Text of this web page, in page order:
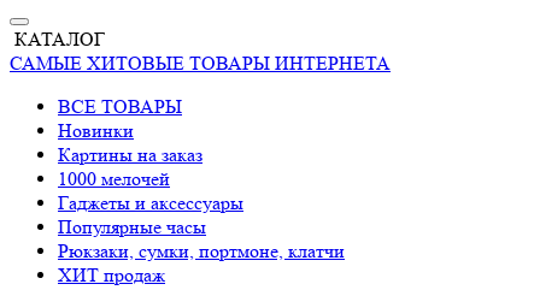
КАТАЛОГ
САМЫЕ ХИТОВЫЕ ТОВАРЫ ИНТЕРНЕТА
ВСЕ ТОВАРЫ
Новинки
Картины на заказ
1000 мелочей
Гаджеты и аксессуары
Популярные часы
Рюкзаки, сумки, портмоне, клатчи
ХИТ продаж